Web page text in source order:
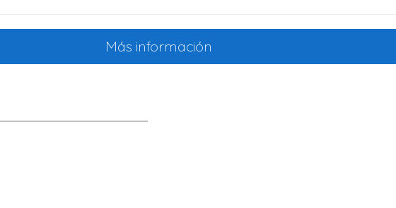
hereda una vivienda valorada en 300,000 euros. Al calcular el Impuesto
heredero, lo que reduce significativamente su carga fiscal. A pesar de ello,
inmueble en una sociedad. La liquidación de esta sociedad implica que
Más información